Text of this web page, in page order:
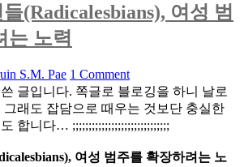
(Radicalesbians), 여성 범
는 노력
S.M. Pae 1 Comment
글입니다. 쪽글로 블로깅을 하니 날로
그래도 잡담으로 때우는 것보단 충실한
합니다… ;;;;;;;;;;;;;;;;;;;;;;;;;;;;;;
여성 범주를 확장하려는 노